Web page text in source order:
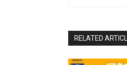
RELATED